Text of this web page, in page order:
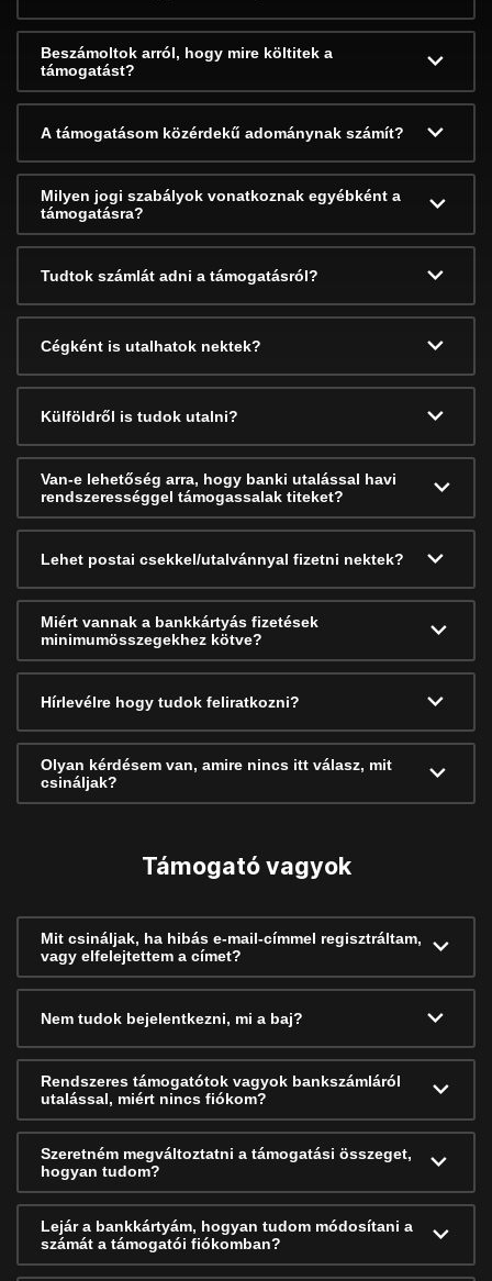
Beszámoltok arról, hogy mire költitek a
támogatást?
A támogatásom közérdekű adománynak számít?
Milyen jogi szabályok vonatkoznak egyébként a
támogatásra?
Tudtok számlát adni a támogatásról?
Cégként is utalhatok nektek?
Külföldről is tudok utalni?
Van-e lehetőség arra, hogy banki utalással havi
rendszerességgel támogassalak titeket?
Lehet postai csekkel/utalvánnyal fizetni nektek?
Miért vannak a bankkártyás fizetések
minimumösszegekhez kötve?
Hírlevélre hogy tudok feliratkozni?
Olyan kérdésem van, amire nincs itt válasz, mit
csináljak?
Támogató vagyok
Mit csináljak, ha hibás e-mail-címmel regisztráltam,
vagy elfelejtettem a címet?
Nem tudok bejelentkezni, mi a baj?
Rendszeres támogatótok vagyok bankszámláról
utalással, miért nincs fiókom?
Szeretném megváltoztatni a támogatási összeget,
hogyan tudom?
Lejár a bankkártyám, hogyan tudom módosítani a
számát a támogatói fiókomban?